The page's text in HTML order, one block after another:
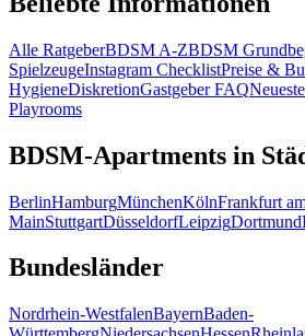
Alle RatgeberBDSM A-ZBDSM
SpielzeugeInstagram ChecklistPreise &
HygieneDiskretionGastgeber FAQ
Playrooms
BDSM-Apartments in
BerlinHamburgMünchenKölnFrankfurt
MainStuttgartDüsseldorfLeipzigDortmund
Bundesländer
Nordrhein-WestfalenBayernBaden-